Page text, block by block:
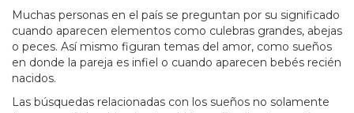
Muchas personas en el país se preguntan por su significado
cuando aparecen elementos como culebras grandes, abejas
o peces. Así mismo figuran temas del amor, como sueños
en donde la pareja es infiel o cuando aparecen bebés recién
nacidos.
Las búsquedas relacionadas con los sueños no solamente